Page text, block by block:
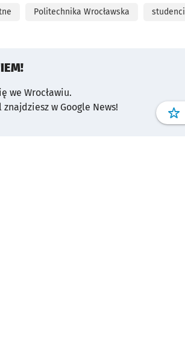
Politechnika Wrocławska studenci
we Wrocławiu.
w Google News!